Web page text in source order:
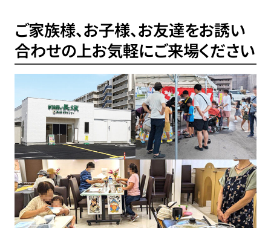
ご家族様、お子様、お友達をお誘い
合わせの上お気軽にご来場ください